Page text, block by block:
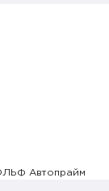
Автопрайм